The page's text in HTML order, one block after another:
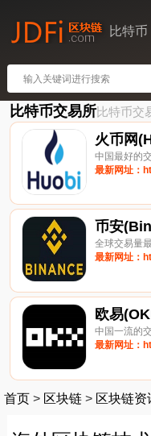
比特币
比特币交易所比特币交
火币网
中国最好的
最新网址：
币安
全球交易量
最新网址：
欧易
中国一流的
最新网址：
首页 > 区块链 > 区块链资